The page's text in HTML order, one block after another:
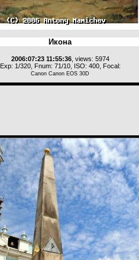
Икона
2006:07:23 11:55:36, views: 5974
Exp: 1/320, Fnum: 71/10, ISO: 400, Focal:
Canon Canon EOS 30D